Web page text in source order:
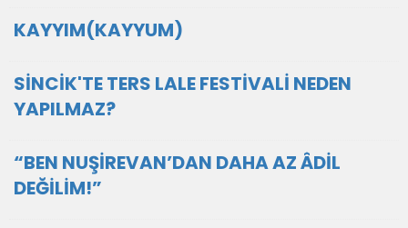
KAYYIM(KAYYUM)
SİNCİK'TE TERS LALE FESTİVALİ NEDEN
YAPILMAZ?
“BEN NUŞİREVAN’DAN DAHA AZ ÂDİL
DEĞİLİM!”